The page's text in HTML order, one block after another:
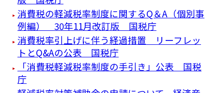
消費税の軽減税率制度に関するQ＆A（個別事
例編） 30年11月改訂版 国税庁
消費税率引上げに伴う経過措置 リーフレッ
トとQ&Aの公表 国税庁
「消費税軽減税率制度の手引き」公表 国税
庁